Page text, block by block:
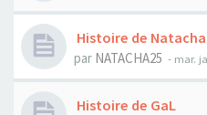
Histoire de
par NATACHA25 - mar.
Histoire de GaL